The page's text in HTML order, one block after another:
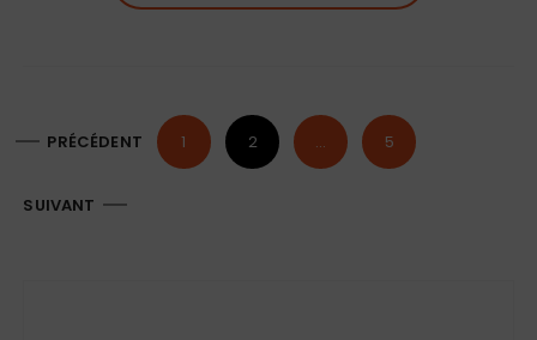
N
v
PRÉCÉDENT 1 2 … 5
SUIVANT